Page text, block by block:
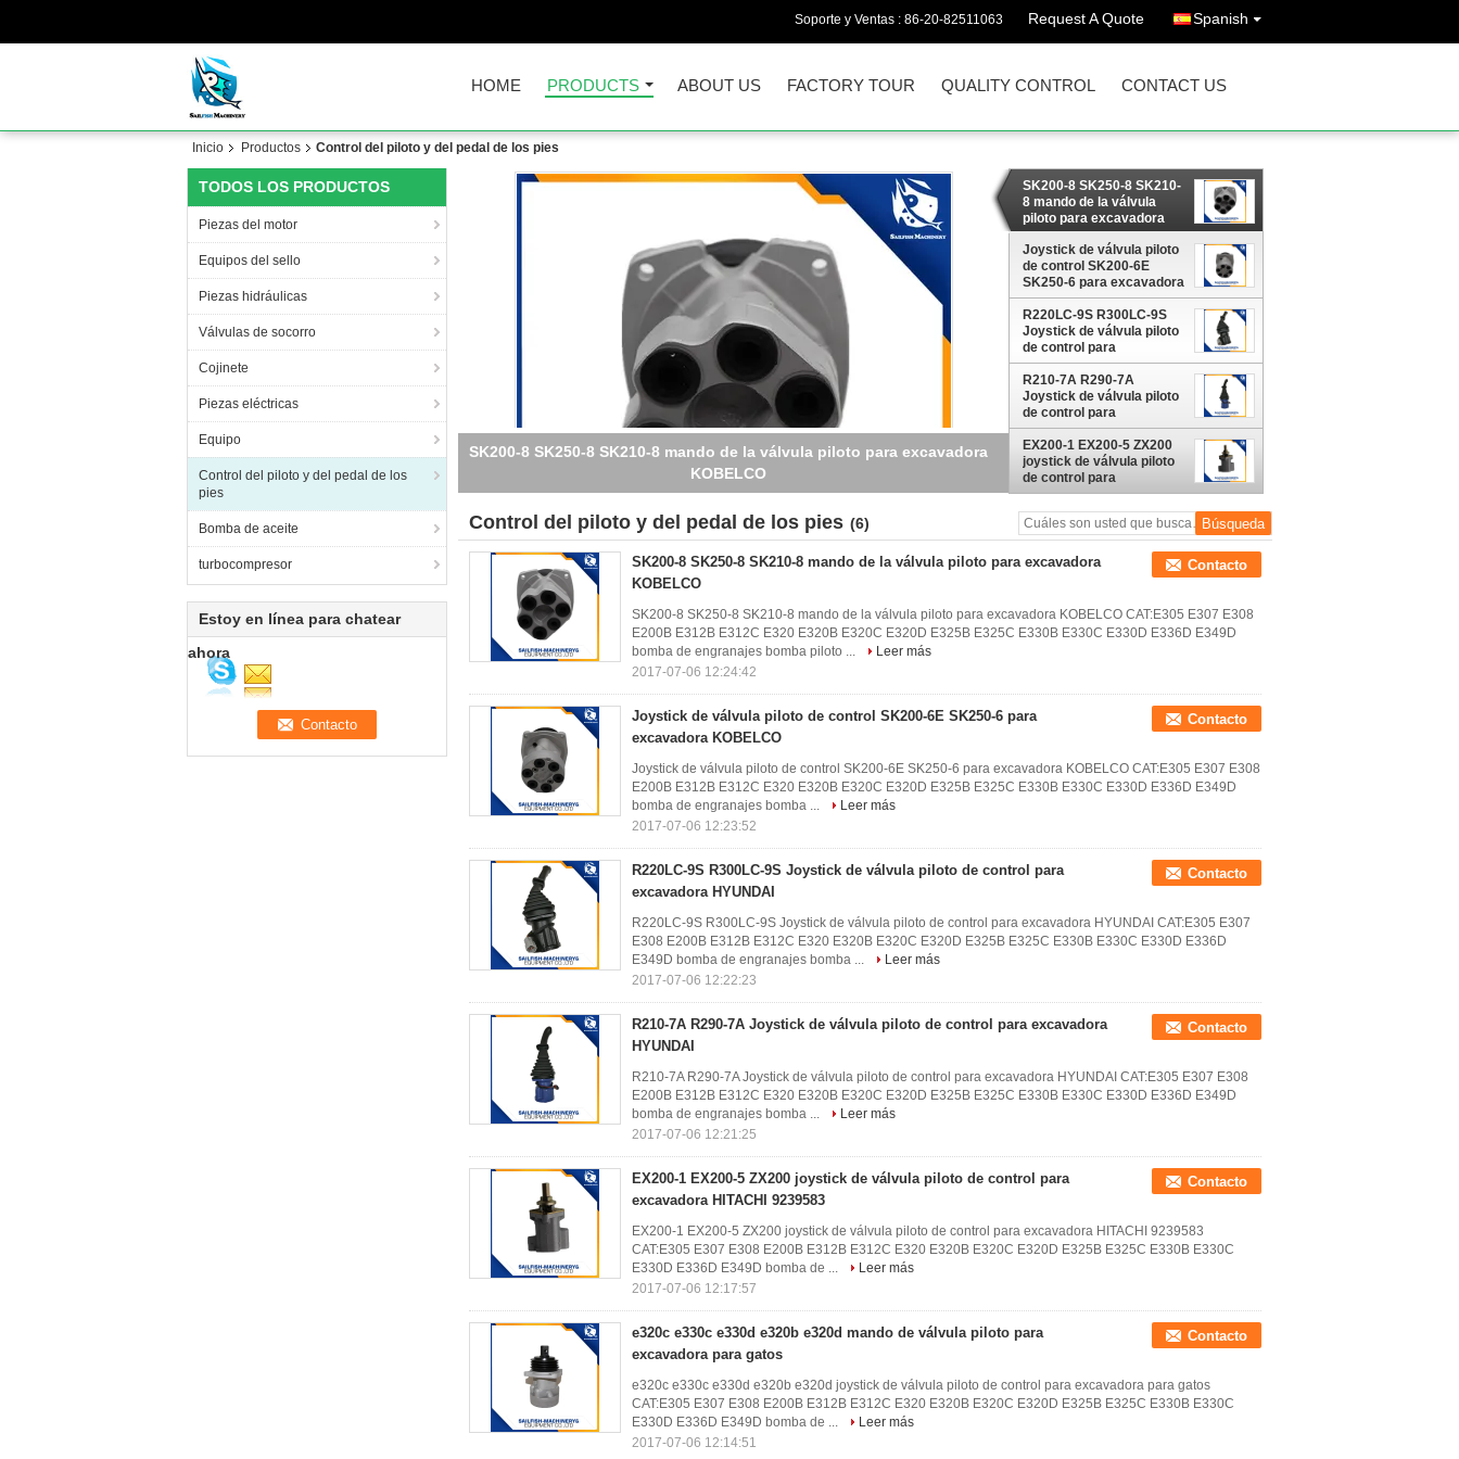
Soporte y Ventas : 86-20-82511063 Request A Quote Spanish
HOME PRODUCTS ABOUT US FACTORY TOUR QUALITY CONTROL CONTACT US
Inicio Productos Control del piloto y del pedal de los pies
TODOS LOS PRODUCTOS
Piezas del motor
Equipos del sello
Piezas hidráulicas
Válvulas de socorro
Cojinete
Piezas eléctricas
Equipo
Control del piloto y del pedal de los
pies
Bomba de aceite
turbocompresor
Estoy en línea para chatear
ahora
SK200-8 SK250-8 SK210-8 mando de la válvula piloto para excavadora
KOBELCO
SK200-8 SK250-8 SK210-
8 mando de la válvula
piloto para excavadora
KOBELCO
Joystick de válvula piloto
de control SK200-6E
SK250-6 para excavadora
KOBELCO
R220LC-9S R300LC-9S
Joystick de válvula piloto
de control para
excavadora HYUNDAI
R210-7A R290-7A
Joystick de válvula piloto
de control para
excavadora HYUNDAI
EX200-1 EX200-5 ZX200
joystick de válvula piloto
de control para
excavadora HITACHI
9239583
Control del piloto y del pedal de los pies (6)
SK200-8 SK250-8 SK210-8 mando de la válvula piloto para excavadora
KOBELCO
Contacto
SK200-8 SK250-8 SK210-8 mando de la válvula piloto para excavadora KOBELCO CAT:E305 E307 E308
E200B E312B E312C E320 E320B E320C E320D E325B E325C E330B E330C E330D E336D E349D
bomba de engranajes bomba piloto ...
Leer más
2017-07-06 12:24:42
Joystick de válvula piloto de control SK200-6E SK250-6 para
excavadora KOBELCO
Contacto
Joystick de válvula piloto de control SK200-6E SK250-6 para excavadora KOBELCO CAT:E305 E307 E308
E200B E312B E312C E320 E320B E320C E320D E325B E325C E330B E330C E330D E336D E349D
bomba de engranajes bomba ...
Leer más
2017-07-06 12:23:52
R220LC-9S R300LC-9S Joystick de válvula piloto de control para
excavadora HYUNDAI
Contacto
R220LC-9S R300LC-9S Joystick de válvula piloto de control para excavadora HYUNDAI CAT:E305 E307
E308 E200B E312B E312C E320 E320B E320C E320D E325B E325C E330B E330C E330D E336D
E349D bomba de engranajes bomba ...
Leer más
2017-07-06 12:22:23
R210-7A R290-7A Joystick de válvula piloto de control para excavadora
HYUNDAI
Contacto
R210-7A R290-7A Joystick de válvula piloto de control para excavadora HYUNDAI CAT:E305 E307 E308
E200B E312B E312C E320 E320B E320C E320D E325B E325C E330B E330C E330D E336D E349D
bomba de engranajes bomba ...
Leer más
2017-07-06 12:21:25
EX200-1 EX200-5 ZX200 joystick de válvula piloto de control para
excavadora HITACHI 9239583
Contacto
EX200-1 EX200-5 ZX200 joystick de válvula piloto de control para excavadora HITACHI 9239583
CAT:E305 E307 E308 E200B E312B E312C E320 E320B E320C E320D E325B E325C E330B E330C
E330D E336D E349D bomba de ...
Leer más
2017-07-06 12:17:57
e320c e330c e330d e320b e320d mando de válvula piloto para
excavadora para gatos
Contacto
e320c e330c e330d e320b e320d joystick de válvula piloto de control para excavadora para gatos
CAT:E305 E307 E308 E200B E312B E312C E320 E320B E320C E320D E325B E325C E330B E330C
E330D E336D E349D bomba de ...
Leer más
2017-07-06 12:14:51